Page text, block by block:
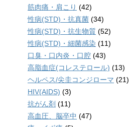
筋肉痛・肩こり (42)
性病(STD)・抗真菌 (34)
性病(STD)・抗生物質 (52)
性病(STD)・細菌感染 (11)
口臭・口内炎・口腔 (43)
高脂血症(コレステロール) (13)
ヘルペス/尖圭コンジローマ (21)
HIV(AIDS) (3)
抗がん剤 (11)
高血圧、脳卒中 (47)